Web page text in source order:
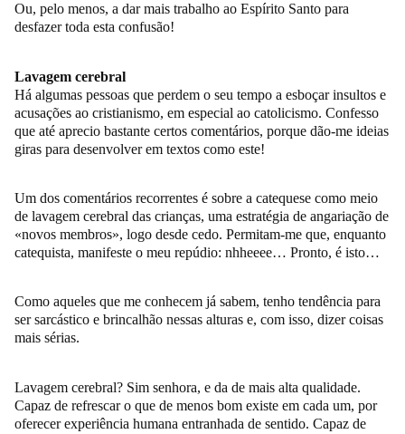
Ou, pelo menos, a dar mais trabalho ao Espírito Santo para
desfazer toda esta confusão!
Lavagem cerebral
Há algumas pessoas que perdem o seu tempo a esboçar insultos e
acusações ao cristianismo, em especial ao catolicismo. Confesso
que até aprecio bastante certos comentários, porque dão-me ideias
giras para desenvolver em textos como este!
Um dos comentários recorrentes é sobre a catequese como meio
de lavagem cerebral das crianças, uma estratégia de angariação de
«novos membros», logo desde cedo. Permitam-me que, enquanto
catequista, manifeste o meu repúdio: nhheeee… Pronto, é isto…
Como aqueles que me conhecem já sabem, tenho tendência para
ser sarcástico e brincalhão nessas alturas e, com isso, dizer coisas
mais sérias.
Lavagem cerebral? Sim senhora, e da de mais alta qualidade.
Capaz de refrescar o que de menos bom existe em cada um, por
oferecer experiência humana entranhada de sentido. Capaz de